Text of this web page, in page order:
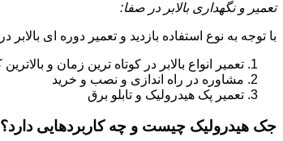
تعمیر و نگهداری بالابر در صفا:
با توجه به نوع استفاده بازدید و تعمیر دوره ای
تعمیر انواع بالابر در کوتاه ترین زمان و
مشاوره در راه اندازی و نصب و خرید
تعمیر پک هیدرولیک و تابلو برق
جک هیدرولیک چیست و چه کاربردهایی دارد؟